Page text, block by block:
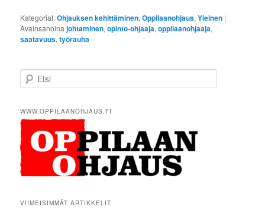
Kategoriat:Ohjauksen kehittäminen,Oppilaanohjaus,Yleinen |
Avainsanoina johtaminen,opinto-ohjaaja,oppilaanohjaaja,
saatavuus,työrauha
t
iWWW.OPPILAANOHJAUS.FI
VIIMEISIMMÄT ARTIKKELIT